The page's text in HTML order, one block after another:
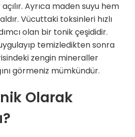
Ayrıca maden suyu hem
Vücuttaki toksinleri hızlı
olan bir tonik çeşididir.
temizledikten sonra
zengin mineraller
görmeniz mümkündür.
Olarak